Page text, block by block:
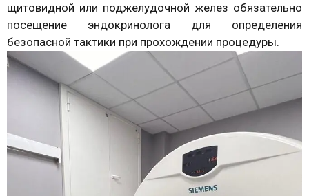
щитовидной или поджелудочной желез обязательно
посещение эндокринолога для определения
безопасной тактики при прохождении процедуры.